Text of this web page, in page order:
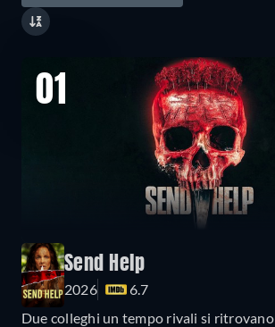
01
Send Help
2026
6.7
Due colleghi un tempo rivali si ritrovano